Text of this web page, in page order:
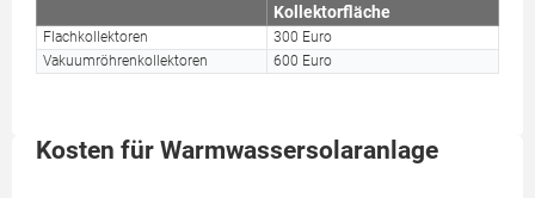
Kollektorfläche
Flachkollektoren
300 Euro
Vakuumröhrenkollektoren
600 Euro
Kosten für Warmwassersolaranlage